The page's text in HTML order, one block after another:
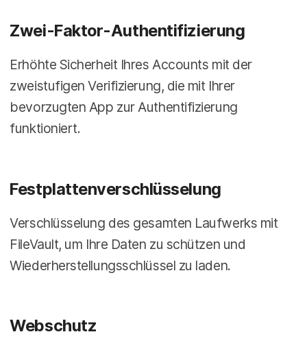
Zwei-Faktor-Authentifizierung
Erhöhte Sicherheit Ihres Accounts mit der
zweistufigen Verifizierung, die mit Ihrer
bevorzugten App zur Authentifizierung
funktioniert.
Festplattenverschlüsselung
Verschlüsselung des gesamten Laufwerks mit
FileVault, um Ihre Daten zu schützen und
Wiederherstellungsschlüssel zu laden.
Webschutz